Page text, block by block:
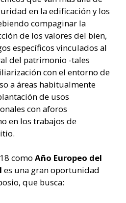
en la edificación y los
compaginar la
de los valores del bien,
específicos vinculados al
del patrimonio -tales
con el entorno de
a áreas habitualmente
de usos
con aforos
en los trabajos de
como Año Europeo del
es una gran oportunidad
que busca: